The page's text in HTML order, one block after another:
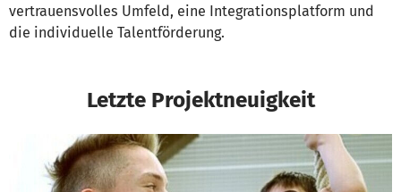
vertrauensvolles Umfeld, eine Integrationsplatform und
die individuelle Talentförderung.
Letzte Projektneuigkeit